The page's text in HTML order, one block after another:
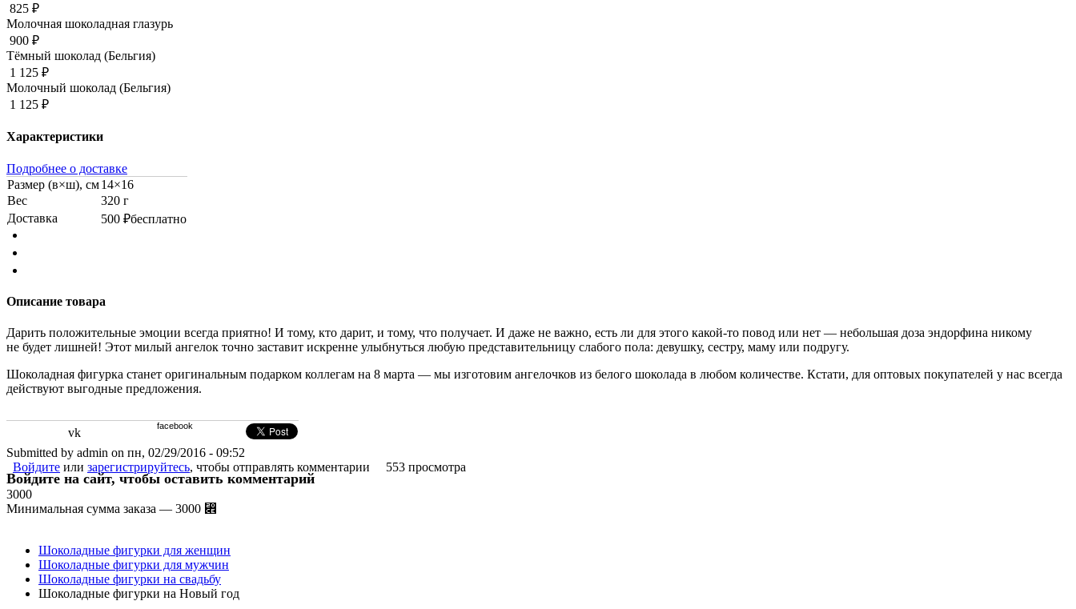
825 ₽
Молочная шоколадная глазурь
900 ₽
Тёмный шоколад (Бельгия)
1 125 ₽
Молочный шоколад (Бельгия)
1 125 ₽
Характеристики
Подробнее о доставке
Размер (в×ш), см14×16
Вес
320 г
Доставка
500 ₽бесплатно
Описание товара
Дарить положительные эмоции всегда приятно! И тому, кто дарит, и тому, что получает. И даже не важно, есть ли для этого какой-то повод или нет — небольшая доза эндорфина никому
не будет лишней! Этот милый ангелок точно заставит искренне улыбнуться любую представительницу слабого пола: девушку, сестру, маму или подругу.
Шоколадная фигурка станет оригинальным подарком коллегам на 8 марта — мы изготовим ангелочков из белого шоколада в любом количестве. Кстати, для оптовых покупателей у нас всегда
действуют выгодные предложения.
vk facebook
Submitted by admin on пн, 02/29/2016 - 09:52
Войдите или зарегистрируйтесь, чтобы отправлять комментарии 553 просмотра
Войдите на сайт, чтобы оставить комментарий
3000
Минимальная сумма заказа — 3000 ⃎
Шоколадные фигурки для женщин
Шоколадные фигурки для мужчин
Шоколадные фигурки на свадьбу
Шоколадные фигурки на Новый год